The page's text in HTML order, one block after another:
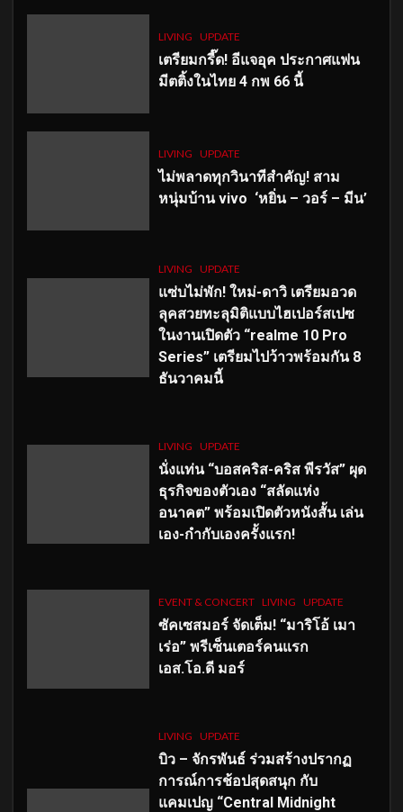
LIVING UPDATE
เตรียมกรี๊ด! อีแจอุค ประกาศแฟน
มีตติ้งในไทย 4 กพ 66 นี้
LIVING UPDATE
ไม่พลาดทุกวินาทีสำคัญ! สาม
หนุ่มบ้าน vivo ‘หยิ่น – วอร์ – มีน’
LIVING UPDATE
แซ่บไม่พัก! ใหม่-ดาวิ เตรียมอวด
ลุคสวยทะลุมิติแบบไฮเปอร์สเปซ
ในงานเปิดตัว “realme 10 Pro
Series” เตรียมไปว้าวพร้อมกัน 8
ธันวาคมนี้
LIVING UPDATE
นั่งแท่น “บอสคริส-คริส พีรวัส” ผุด
ธุรกิจของตัวเอง “สลัดแห่ง
อนาคต” พร้อมเปิดตัวหนังสั้น เล่น
เอง-กำกับเองครั้งแรก!
EVENT & CONCERT LIVING UPDATE
ซัคเซสมอร์ จัดเต็ม! “มาริโอ้ เมา
เร่อ” พรีเซ็นเตอร์คนแรก
เอส.โอ.ดี มอร์
LIVING UPDATE
บิว – จักรพันธ์ ร่วมสร้างปรากฏ
การณ์การช้อปสุดสนุก กับ
แคมเปญ “Central Midnight